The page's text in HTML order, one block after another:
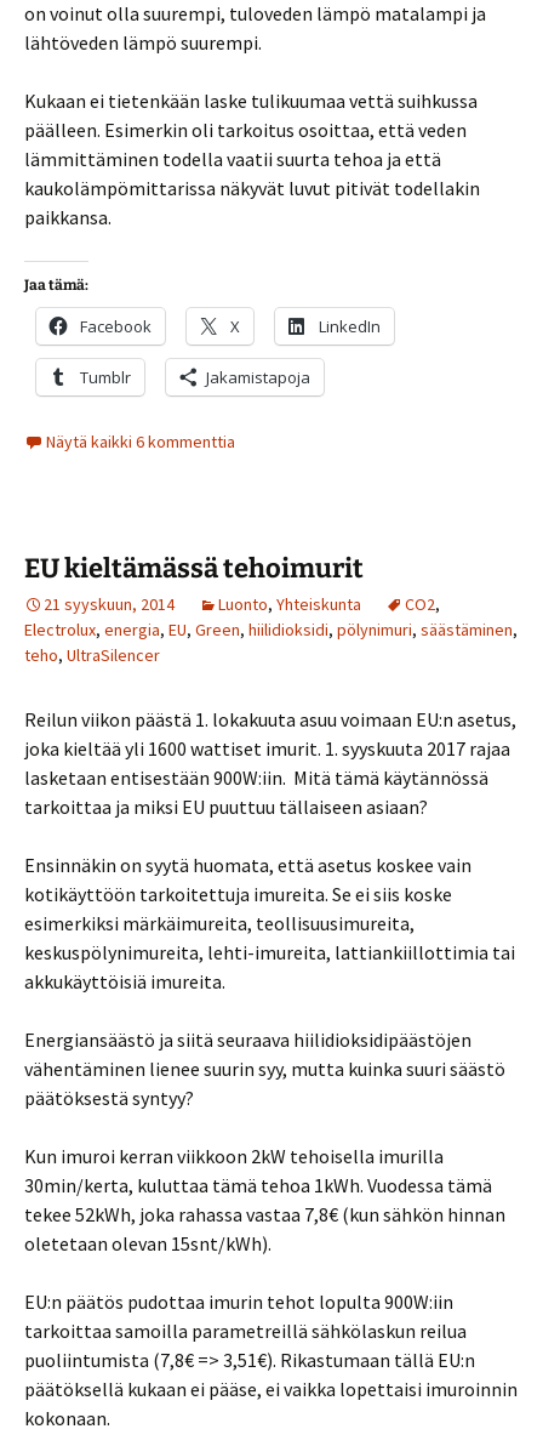
on voinut olla suurempi, tuloveden lämpö matalampi ja
lähtöveden lämpö suurempi.
Kukaan ei tietenkään laske tulikuumaa vettä suihkussa
päälleen. Esimerkin oli tarkoitus osoittaa, että veden
lämmittäminen todella vaatii suurta tehoa ja että
kaukolämpömittarissa näkyvät luvut pitivät todellakin
paikkansa.
Jaa tämä:
Facebook X LinkedIn
Tumblr Jakamistapoja
Näytä kaikki 6 kommenttia
EU kieltämässä tehoimurit
21 syyskuun, 2014 Luonto, Yhteiskunta CO2,
Electrolux, energia, EU, Green, hiilidioksidi, pölynimuri, säästäminen,
teho, UltraSilencer
Reilun viikon päästä 1. lokakuuta asuu voimaan EU:n asetus,
joka kieltää yli 1600 wattiset imurit. 1. syyskuuta 2017 rajaa
lasketaan entisestään 900W:iin. Mitä tämä käytännössä
tarkoittaa ja miksi EU puuttuu tällaiseen asiaan?
Ensinnäkin on syytä huomata, että asetus koskee vain
kotikäyttöön tarkoitettuja imureita. Se ei siis koske
esimerkiksi märkäimureita, teollisuusimureita,
keskuspölynimureita, lehti-imureita, lattiankiillottimia tai
akkukäyttöisiä imureita.
Energiansäästö ja siitä seuraava hiilidioksidipäästöjen
vähentäminen lienee suurin syy, mutta kuinka suuri säästö
päätöksestä syntyy?
Kun imuroi kerran viikkoon 2kW tehoisella imurilla
30min/kerta, kuluttaa tämä tehoa 1kWh. Vuodessa tämä
tekee 52kWh, joka rahassa vastaa 7,8€ (kun sähkön hinnan
oletetaan olevan 15snt/kWh).
EU:n päätös pudottaa imurin tehot lopulta 900W:iin
tarkoittaa samoilla parametreillä sähkölaskun reilua
puoliintumista (7,8€ => 3,51€). Rikastumaan tällä EU:n
päätöksellä kukaan ei pääse, ei vaikka lopettaisi imuroinnin
kokonaan.